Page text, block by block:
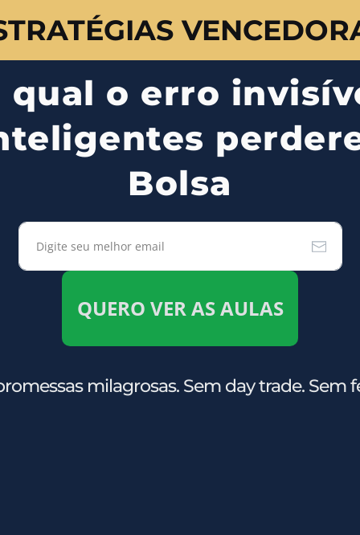
qual o erro
Bolsa
QUERO VER AS AULAS
milagrosas. Sem day trade. Sem